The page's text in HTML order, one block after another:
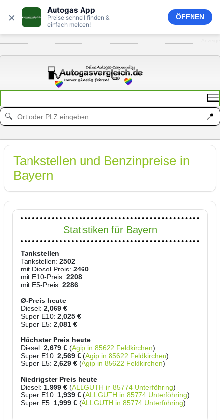
× Autogas App
Preise schnell finden &
einfach melden!
ÖFFNEN
🔍 📍
Tankstellen und Benzinpreise in
Bayern
Statistiken für Bayern
Tankstellen
Tankstellen: 2502
mit Diesel-Preis: 2460
mit E10-Preis: 2208
mit E5-Preis: 2286
Ø-Preis heute
Diesel: 2,069 €
Super E10: 2,025 €
Super E5: 2,081 €
Höchster Preis heute
Diesel: 2,679 € (Agip in 85622 Feldkirchen)
Super E10: 2,569 € (Agip in 85622 Feldkirchen)
Super E5: 2,629 € (Agip in 85622 Feldkirchen)
Niedrigster Preis heute
Diesel: 1,999 € (ALLGUTH in 85774 Unterföhring)
Super E10: 1,939 € (ALLGUTH in 85774 Unterföhring)
Super E5: 1,999 € (ALLGUTH in 85774 Unterföhring)